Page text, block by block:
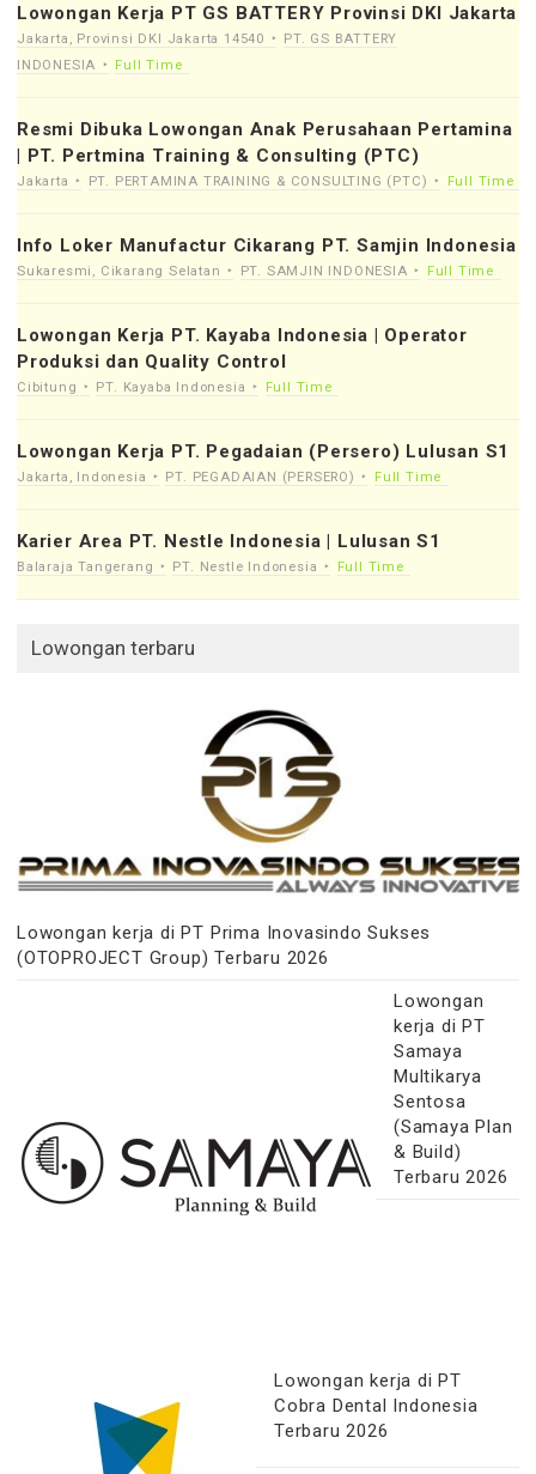
Lowongan Kerja PT GS BATTERY Provinsi DKI Jakarta
Jakarta, Provinsi DKI Jakarta 14540
PT. GS BATTERY
INDONESIA
Full Time
Resmi Dibuka Lowongan Anak Perusahaan Pertamina
| PT. Pertmina Training & Consulting (PTC)
Jakarta PT. PERTAMINA TRAINING & CONSULTING (PTC) Full Time
Info Loker Manufactur Cikarang PT. Samjin Indonesia
Sukaresmi, Cikarang Selatan PT. SAMJIN INDONESIA Full Time
Lowongan Kerja PT. Kayaba Indonesia | Operator
Produksi dan Quality Control
Cibitung PT. Kayaba Indonesia Full Time
Lowongan Kerja PT. Pegadaian (Persero) Lulusan S1
Jakarta, Indonesia PT. PEGADAIAN (PERSERO) Full Time
Karier Area PT. Nestle Indonesia | Lulusan S1
Balaraja Tangerang PT. Nestle Indonesia Full Time
Lowongan terbaru
Lowongan kerja di PT Prima Inovasindo Sukses
(OTOPROJECT Group) Terbaru 2026
Lowongan
kerja di PT
Samaya
Multikarya
Sentosa
(Samaya Plan
& Build)
Terbaru 2026
Lowongan kerja di PT
Cobra Dental Indonesia
Terbaru 2026